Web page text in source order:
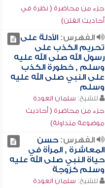
جزء من محاضرة ( نظرة في
أحاديث الفتن)
الفهرس:الأدلة على
تحريم الكذب على
رسول الله صلى الله عليه
وسلم , خطورة الكذب
على النبي صلى الله عليه
وسلم
للشيخ: سلمان العودة
جزء من محاضرة ( أحاديث
موضوعة متداولة)
الفهرس:حسن
المعاشرة , المرأة في
حياة النبي صلى الله عليه
وسلم كزوجة
للشيخ: سلمان العودة